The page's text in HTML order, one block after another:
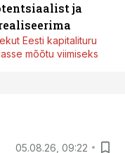
ja
Eesti kapitalituru
mõõtu viimiseks
05.08.26, 09:22